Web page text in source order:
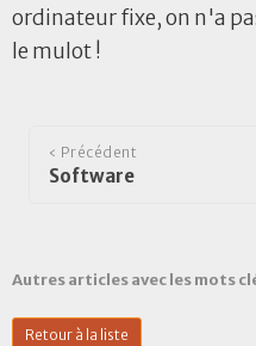
ordinateur fixe, on n'a
le mulot !
‹ Précédent
Software
Autres articles avec les mots
Retour à la liste